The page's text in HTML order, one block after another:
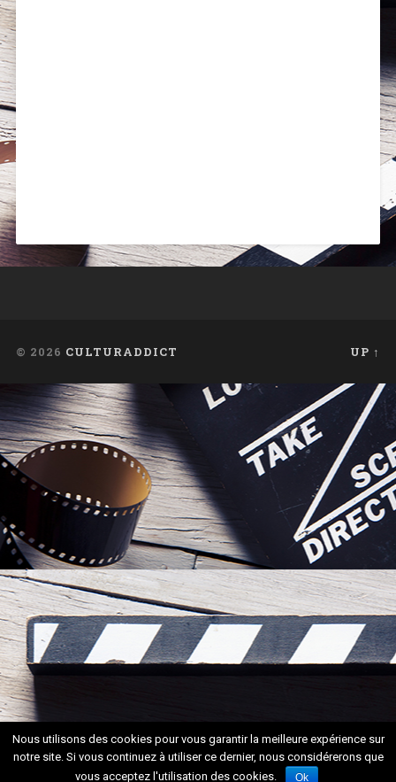
© 2026 CULTURADDICT UP ↑
Nous utilisons des cookies pour vous garantir la meilleure expérience sur
notre site. Si vous continuez à utiliser ce dernier, nous considérerons que
vous acceptez l'utilisation des cookies.
Ok